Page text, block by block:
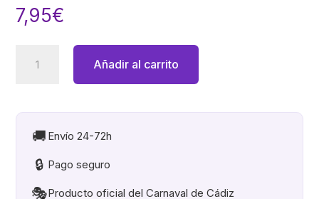
7,95€
JUAN
YO
GUISO
Añadir al carrito
🚚 Envío 24-72h
🔒 Pago seguro
🎭Producto oficial del Carnaval de Cádiz